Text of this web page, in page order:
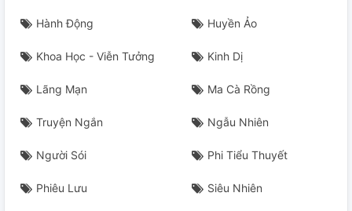
Hành Động Huyền Ảo
Khoa Học - Viễn Tưởng Kinh Dị
Lãng Mạn Ma Cà Rồng
Truyện Ngắn Ngẫu Nhiên
Người Sói Phi Tiểu Thuyết
Phiêu Lưu Siêu Nhiên